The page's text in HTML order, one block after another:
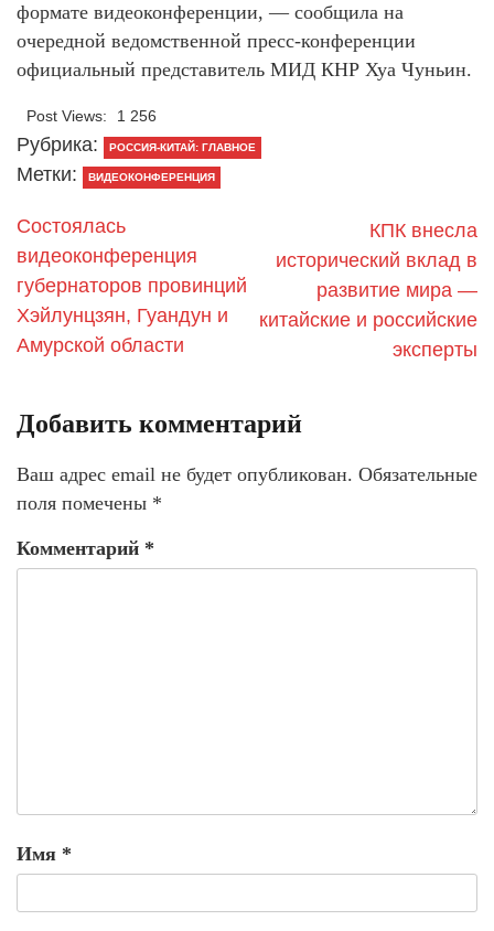
формате видеоконференции, — сообщила на
очередной ведомственной пресс-конференции
официальный представитель МИД КНР Хуа Чуньин.
Post Views: 1 256
Рубрика: РОССИЯ-КИТАЙ: ГЛАВНОЕ
Метки: ВИДЕОКОНФЕРЕНЦИЯ
Состоялась
видеоконференция
губернаторов провинций
Хэйлунцзян, Гуандун и
Амурской области
КПК внесла
исторический вклад в
развитие мира —
китайские и российские
эксперты
Добавить комментарий
Ваш адрес email не будет опубликован. Обязательные
поля помечены *
Комментарий *
Имя *